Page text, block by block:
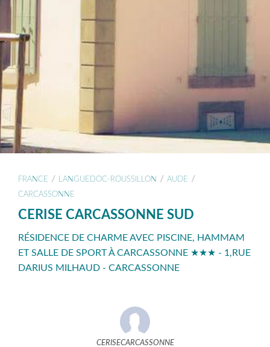
FRANCE / LANGUEDOC-ROUSSILLON / AUDE /
CARCASSONNE
CERISE CARCASSONNE SUD
RÉSIDENCE DE CHARME AVEC PISCINE, HAMMAM
ET SALLE DE SPORT À CARCASSONNE ★★★ - 1,RUE
DARIUS MILHAUD - CARCASSONNE
CERISECARCASSONNE